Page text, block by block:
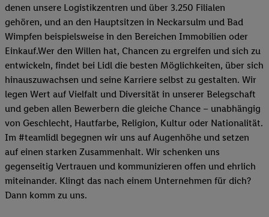
denen unsere Logistikzentren und über 3.250 Filialen
gehören, und an den Hauptsitzen in Neckarsulm und Bad
Wimpfen beispielsweise in den Bereichen Immobilien oder
Einkauf.Wer den Willen hat, Chancen zu ergreifen und sich zu
entwickeln, findet bei Lidl die besten Möglichkeiten, über sich
hinauszuwachsen und seine Karriere selbst zu gestalten. Wir
legen Wert auf Vielfalt und Diversität in unserer Belegschaft
und geben allen Bewerbern die gleiche Chance – unabhängig
von Geschlecht, Hautfarbe, Religion, Kultur oder Nationalität.
Im #teamlidl begegnen wir uns auf Augenhöhe und setzen
auf einen starken Zusammenhalt. Wir schenken uns
gegenseitig Vertrauen und kommunizieren offen und ehrlich
miteinander. Klingt das nach einem Unternehmen für dich?
Dann komm zu uns.​